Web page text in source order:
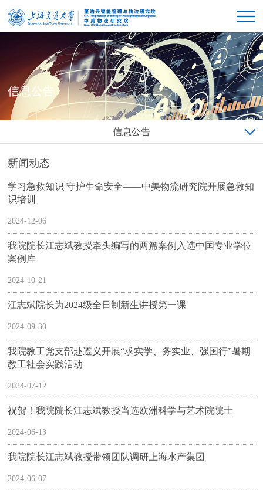
信息公告
信息公告
新闻动态
学习急救知识 守护生命安全——中美物流研究院开展急救知
识培训
2024-12-06
我院院长江志斌教授牵头编写的两篇案例入选中国专业学位
案例库
2024-10-21
江志斌院长为2024级全日制新生讲授第一课
2024-09-30
我院教工党支部赴遵义开展“求实学、务实业、强国行”暑期
教工社会实践活动
2024-07-12
祝贺！我院院长江志斌教授当选欧洲科学与艺术院院士
2024-06-13
我院院长江志斌教授带领团队调研上海水产集团
2024-06-07